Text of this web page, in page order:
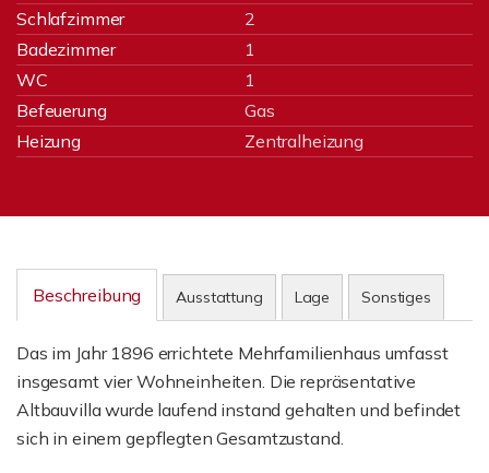
Schlafzimmer
2
Badezimmer
1
WC
1
Befeuerung
Gas
Heizung
Zentralheizung
Beschreibung Ausstattung Lage Sonstiges
Das im Jahr 1896 errichtete Mehrfamilienhaus umfasst
insgesamt vier Wohneinheiten. Die repräsentative
Altbauvilla wurde laufend instand gehalten und befindet
sich in einem gepflegten Gesamtzustand.